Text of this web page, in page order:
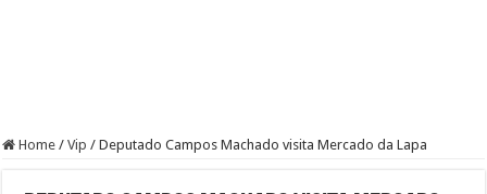
Home / Vip / Deputado Campos Machado visita Mercado da Lapa